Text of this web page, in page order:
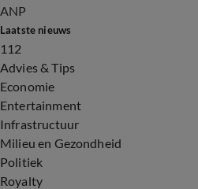
ANP
Laatste nieuws
112
Advies & Tips
Economie
Entertainment
Infrastructuur
Milieu en Gezondheid
Politiek
Royalty